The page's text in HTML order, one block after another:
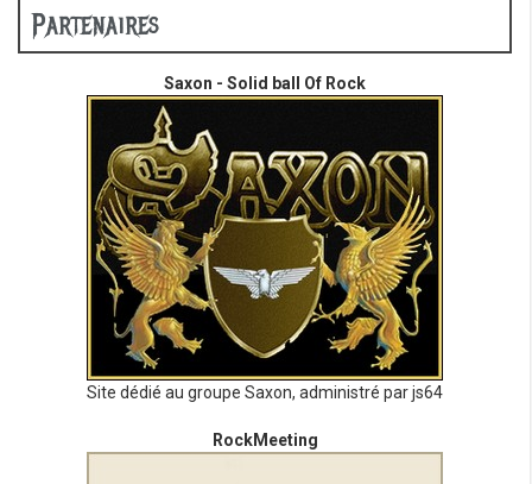
Partenaires
Saxon - Solid ball Of Rock
Site dédié au groupe Saxon, administré par js64
RockMeeting